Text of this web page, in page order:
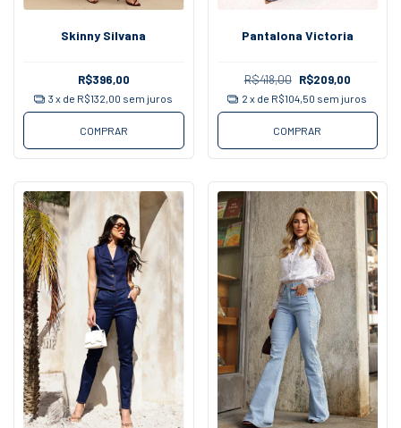
Skinny Silvana
R$396,00
3 x de R$132,00 sem juros
COMPRAR
Pantalona Victoria
R$418,00 R$209,00
2 x de R$104,50 sem juros
COMPRAR